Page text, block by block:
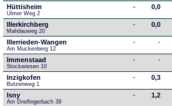
Hüttisheim
Ulmer Weg 2
- 0,0
Illerkirchberg
Mahdauweg 20
- 0,0
Illerrieden-Wangen
Am Muckenberg 12
- -
Immenstaad
Stockwiesen 10
- -
Inzigkofen
Butzenweg 1
- 0,3
Isny
Am Dreifingerbach 39
- 1,2